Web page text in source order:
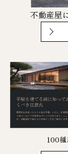
不動産屋
100種